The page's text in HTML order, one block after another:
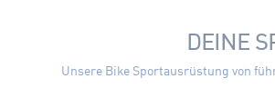
DEINE
Unsere Bike Sportausrüstung von